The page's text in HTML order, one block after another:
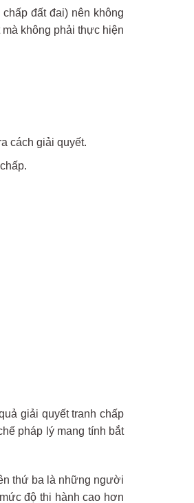
đất đai) nên không
không phải thực hiện
cách giải quyết.
giải quyết tranh chấp
pháp lý mang tính bắt
thứ ba là những người
độ thi hành cao hơn